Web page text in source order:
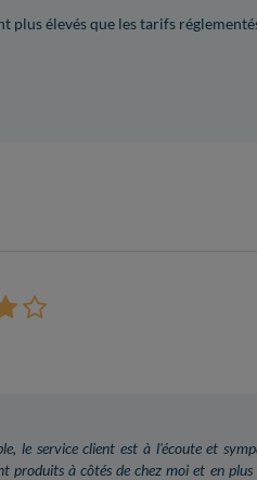
plus élevés que les tarifs
le service client est à l'écoute et
produits à côtés de chez moi et en